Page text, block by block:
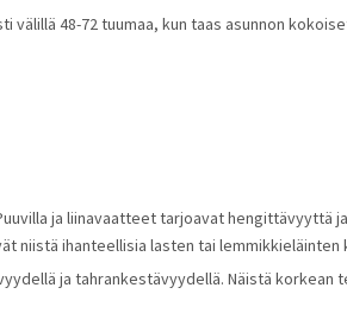
48-72 tuumaa, kun taas asunnon
ja liinavaatteet tarjoavat hengittävyyttä
niistä ihanteellisia lasten tai lemmikkieläinten
ja tahrankestävyydellä. Näistä